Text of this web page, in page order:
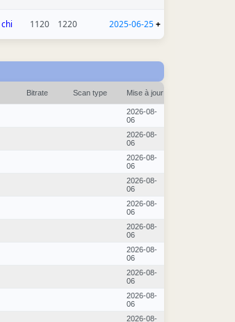
chi 1120 1220 2025-06-25+
Bitrate Scan type Mise à jour
2026-08-
06
2026-08-
06
2026-08-
06
2026-08-
06
2026-08-
06
2026-08-
06
2026-08-
06
2026-08-
06
2026-08-
06
2026-08-